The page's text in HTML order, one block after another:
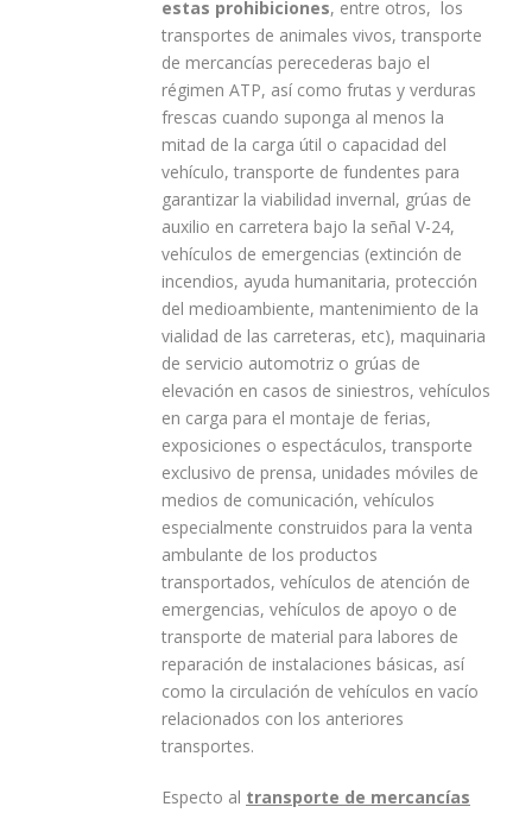
estas prohibiciones, entre otros, los
transportes de animales vivos, transporte
de mercancías perecederas bajo el
régimen ATP, así como frutas y verduras
frescas cuando suponga al menos la
mitad de la carga útil o capacidad del
vehículo, transporte de fundentes para
garantizar la viabilidad invernal, grúas de
auxilio en carretera bajo la señal V-24,
vehículos de emergencias (extinción de
incendios, ayuda humanitaria, protección
del medioambiente, mantenimiento de la
vialidad de las carreteras, etc), maquinaria
de servicio automotriz o grúas de
elevación en casos de siniestros, vehículos
en carga para el montaje de ferias,
exposiciones o espectáculos, transporte
exclusivo de prensa, unidades móviles de
medios de comunicación, vehículos
especialmente construidos para la venta
ambulante de los productos
transportados, vehículos de atención de
emergencias, vehículos de apoyo o de
transporte de material para labores de
reparación de instalaciones básicas, así
como la circulación de vehículos en vacío
relacionados con los anteriores
transportes.
Especto al transporte de mercancías